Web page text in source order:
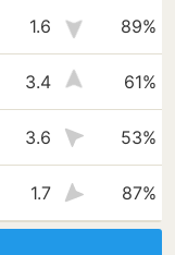
1.6 89%
3.4 61%
3.6 53%
1.7 87%